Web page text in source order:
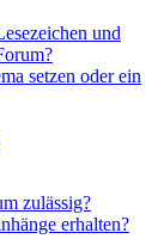
und
setzen oder ein
zulässig?
erhalten?